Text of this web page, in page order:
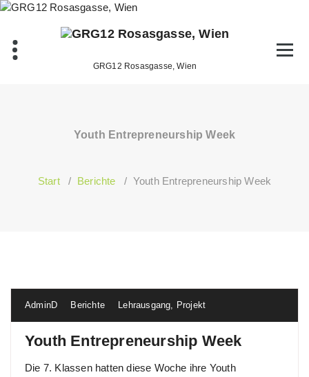
Zum
GRG12 Rosasgasse, Wien
Youth Entrepreneurship Week
Start/ Berichte / Youth Entrepreneurship Week
AdminD Berichte Lehrausgang Projekt
Youth Entrepreneurship Week
Die 7. Klassen hatten diese Woche ihre Youth